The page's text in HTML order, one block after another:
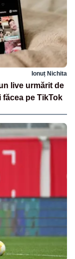
Ionuț Nichita
live urmărit de
făcea pe TikTok